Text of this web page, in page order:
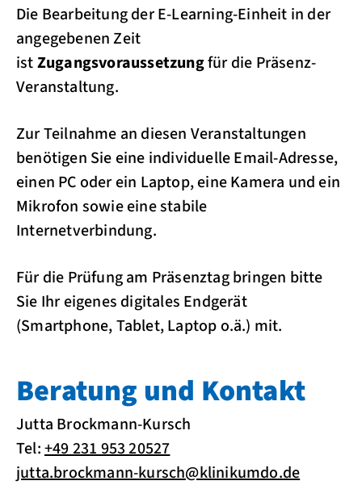
Die Bearbeitung der E-Learning-Einheit in der
angegebenen Zeit
istZugangsvoraussetzungfür die Präsenz-
Veranstaltung.
Zur Teilnahme an diesen Veranstaltungen
benötigen Sie eine individuelle Email-Adresse,
einen PC oder ein Laptop, eine Kamera und ein
Mikrofon sowie eine stabile
Internetverbindung.
Für die Prüfung am Präsenztag bringen bitte
Sie Ihr eigenes digitales Endgerät
(Smartphone, Tablet, Laptop o.ä.) mit.
Beratung und Kontakt
Jutta Brockmann-Kursch
Tel:+49 231 953 20527
jutta.brockmann-kursch@klinikumdo.de